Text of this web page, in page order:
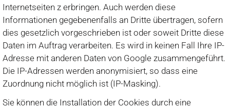
Internetseiten z erbringen. Auch werden diese
Informationen gegebenenfalls an Dritte übertragen, sofern
dies gesetzlich vorgeschrieben ist oder soweit Dritte diese
Daten im Auftrag verarbeiten. Es wird in keinen Fall Ihre IP-
Adresse mit anderen Daten von Google zusammengeführt.
Die IP-Adressen werden anonymisiert, so dass eine
Zuordnung nicht möglich ist (IP-Masking).
Sie können die Installation der Cookies durch eine